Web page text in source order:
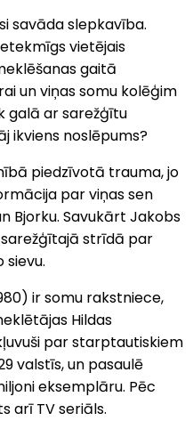
savāda slepkavība.
vietējais
gaitā
un viņas somu kolēģim
galā ar sarežģītu
ikviens noslēpums?
piedzīvotā trauma, jo
par viņas sen
Bjorku. Savukārt Jakobs
strīdā par
ir somu rakstniece,
Hildas
par starptautiskiem
valstīs, un pasaulē
eksemplāru. Pēc
arī TV seriāls.